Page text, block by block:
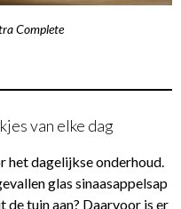
Complete
van elke dag
dagelijkse onderhoud.
glas sinaasappelsap
tuin aan? Daarvoor is er